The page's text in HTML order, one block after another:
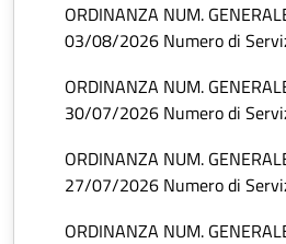
ORDINANZA NUM.
03/08/2026 Numero di
ORDINANZA NUM.
30/07/2026 Numero di
ORDINANZA NUM.
27/07/2026 Numero di
ORDINANZA NUM.